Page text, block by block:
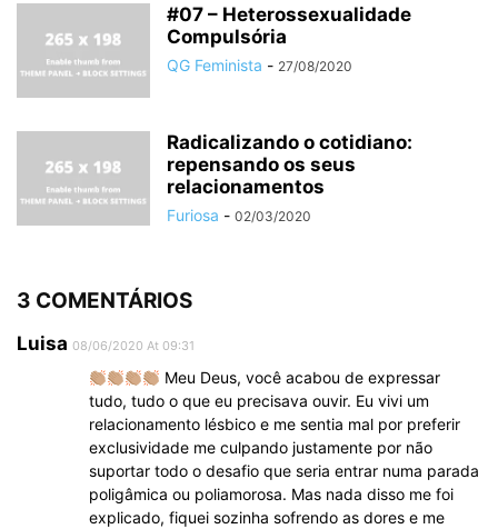
#07 – Heterossexualidade
Compulsória
QG Feminista - 27/08/2020
Radicalizando o cotidiano:
repensando os seus
relacionamentos
Furiosa - 02/03/2020
3 COMENTÁRIOS
Luisa 08/06/2020 At 09:31
Meu Deus, você acabou de expressar
tudo, tudo o que eu precisava ouvir. Eu vivi um
relacionamento lésbico e me sentia mal por preferir
exclusividade me culpando justamente por não
suportar todo o desafio que seria entrar numa parada
poligâmica ou poliamorosa. Mas nada disso me foi
explicado, fiquei sozinha sofrendo as dores e me